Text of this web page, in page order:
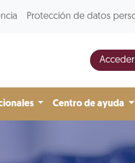
Protección de datos
Acceder
Centro de ayuda